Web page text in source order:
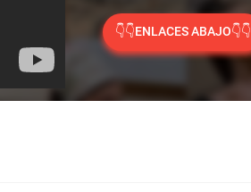
👇👇ENLACES ABAJO👇👇